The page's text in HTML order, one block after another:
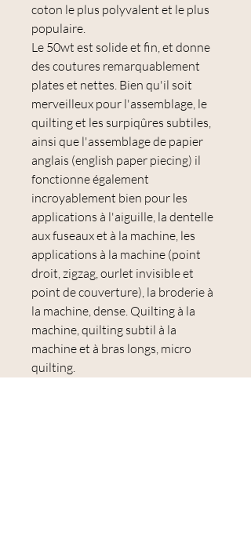
coton le plus polyvalent et le plus
populaire.
Le 50wt est solide et fin, et donne
des coutures remarquablement
plates et nettes. Bien qu'il soit
merveilleux pour l'assemblage, le
quilting et les surpiqûres subtiles,
ainsi que l'assemblage de papier
anglais (english paper piecing) il
fonctionne également
incroyablement bien pour les
applications à l'aiguille, la dentelle
aux fuseaux et à la machine, les
applications à la machine (point
droit, zigzag, ourlet invisible et
point de couverture), la broderie à
la machine, dense. Quilting à la
machine, quilting subtil à la
machine et à bras longs, micro
quilting.